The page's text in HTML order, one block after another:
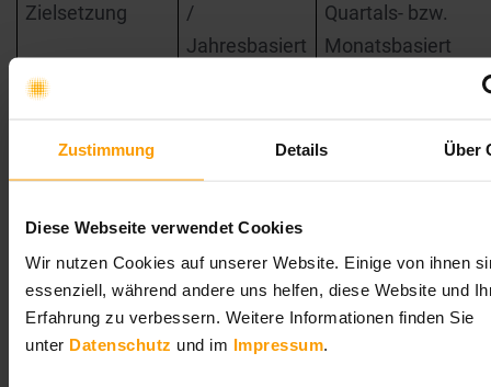
Zustimmung Details Über
Diese Webseite verwendet Cookies
Wir nutzen Cookies auf unserer Website. Einige von ihnen
essenziell, während andere uns helfen, diese Website und
Erfahrung zu verbessern. Weitere Informationen finden Sie
unter Datenschutz und im Impressum.
Zielsetzung
/
Jahresbasiert
Quartals- bzw.
Monatsbasiert
Ausrichtung der
Umsetzer der
Ziele
Individuum /
Einzelperson
Crossfunktionalität
Sichtbarkeit der
Ziele
Intransparenz
/ Geringe
Hohe Transparenz